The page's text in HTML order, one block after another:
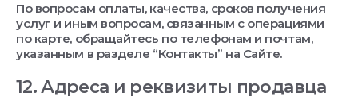
По вопросам оплаты, качества, сроков получения
услуг и иным вопросам, связанным с операциями
по карте, обращайтесь по телефонам и почтам,
указанным в разделе “Контакты” на Сайте.
12. Адреса и реквизиты продавца